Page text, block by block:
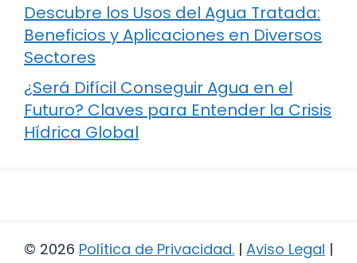
Descubre los Usos del Agua Tratada:
Beneficios y Aplicaciones en Diversos
Sectores
¿Será Difícil Conseguir Agua en el
Futuro? Claves para Entender la Crisis
Hídrica Global
© 2026 Política de Privacidad. | Aviso Legal |